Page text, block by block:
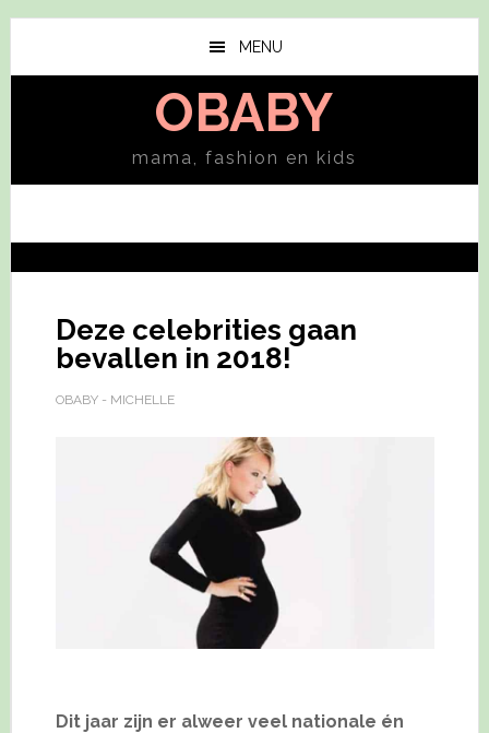
Skip
main
Skip
primary
MENU
OBABY
mama, fashion en kids
Deze celebrities gaan
bevallen in 2018!
OBABY - MICHELLE
Dit jaar zijn er alweer veel nationale én